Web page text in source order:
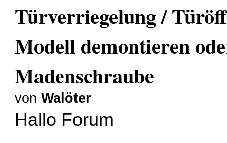
Türverriegelung /
Modell demontieren
Madenschraube
vonWalöter
Hallo Forum